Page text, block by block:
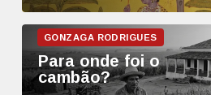
Para onde foi o
cambão?